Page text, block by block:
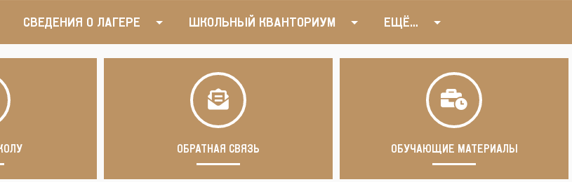
СВЕДЕНИЯ О ЛАГЕРЕ ШКОЛЬНЫЙ КВАНТОРИУМ ЕЩЁ…
ОБРАТНАЯ СВЯЗЬ ОБУЧАЮЩИЕ МАТЕРИАЛЫ